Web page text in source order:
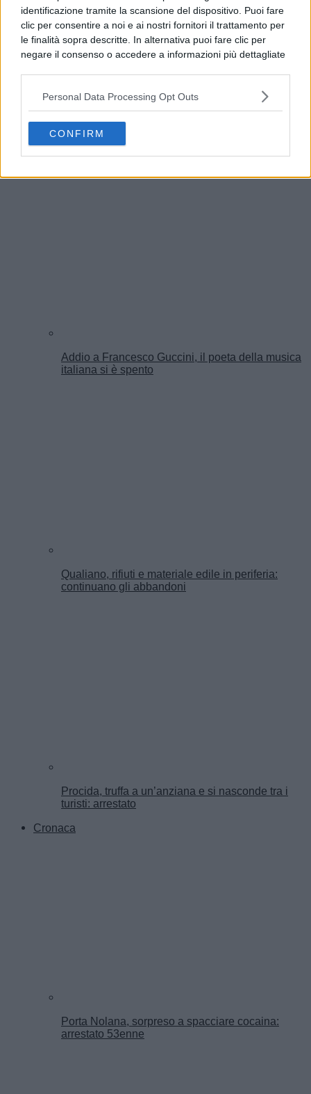
identificazione tramite la scansione del dispositivo. Puoi fare
clic per consentire a noi e ai nostri fornitori il trattamento per
le finalità sopra descritte. In alternativa puoi fare clic per
negare il consenso o accedere a informazioni più dettagliate
possono non richiedere il tuo consenso, ma hai il diritto di
opporti a tale trattamento. Le tue preferenze si
preferenze in qualsiasi momento ritornando su questo sito o
consultando la nostrainformativa sulla riservatezza.
Personal Data Processing Opt Outs
CONFIRM
Terra dei Fuochi, il Generale Parrulli visita la
Addio a Francesco Guccini, il poeta della musica
italiana si è spento
Qualiano, rifiuti e materiale edile in periferia:
continuano gli abbandoni
Procida, truffa a un’anziana e si nasconde tra i
turisti: arrestato
Cronaca
Porta Nolana, sorpreso a spacciare cocaina:
arrestato 53enne